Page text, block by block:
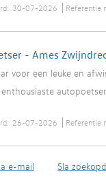
30-07-2026 Referentie
- Ames
voor een leuke en
26-07-2026 Referentie
e-mail Sla